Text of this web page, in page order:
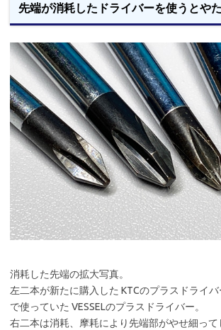
先端が消耗したドライバーを使うとや
消耗した先端の拡大写真。
左二本が新たに購入した KTCのプラスドライ
で使っていた VESSELのプラスドライバー。
右二本は消耗、摩耗により先端部がやせ細って